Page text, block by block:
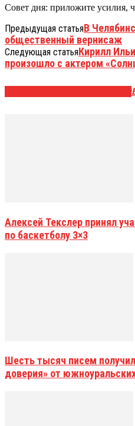
Совет дня: приложите усилия,
Предыдущая статьяВ
общественный вернисаж
Следующая статьяКирилл
произошло с актером
Алексей Текслер принял
по баскетболу 3×3
Шесть тысяч писем
доверия» от